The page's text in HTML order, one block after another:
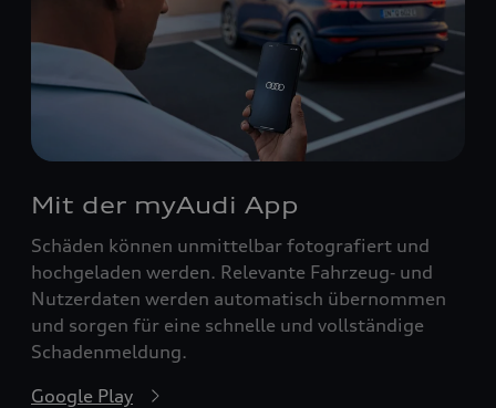
Mit der myAudi App
Schäden können unmittelbar fotografiert und
hochgeladen werden. Relevante Fahrzeug‑ und
Nutzerdaten werden automatisch übernommen
und sorgen für eine schnelle und vollständige
Schadenmeldung.
Google Play